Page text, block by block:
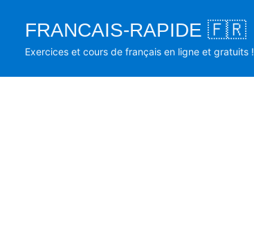
content
FRANCAIS-RAPIDE 🇫🇷
Exercices et cours de français en ligne et gratuits !